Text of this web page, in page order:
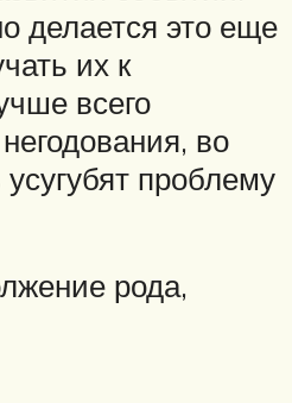
делается это еще
их к
всего
во
проблему
рода,